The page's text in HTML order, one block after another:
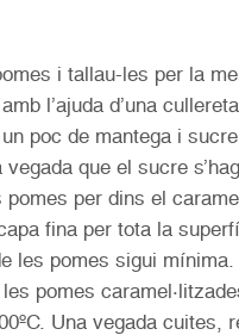
i tallau-les per la
l’ajuda d’una
poc de mantega i
vegada que el sucre
pomes per dins el
fina per tota la
les pomes sigui
pomes
Una vegada cuites,